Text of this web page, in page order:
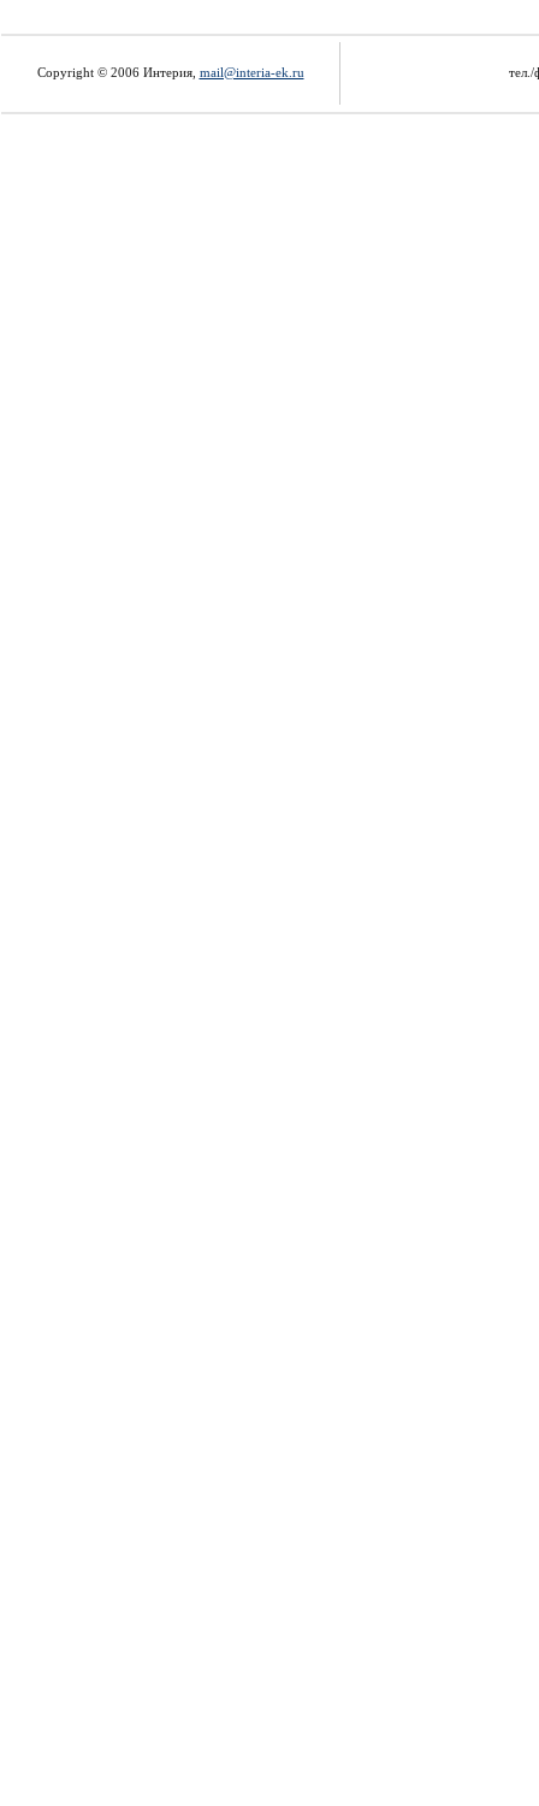
Copyright © 2006 Интерия, mail@interia-ek.ru